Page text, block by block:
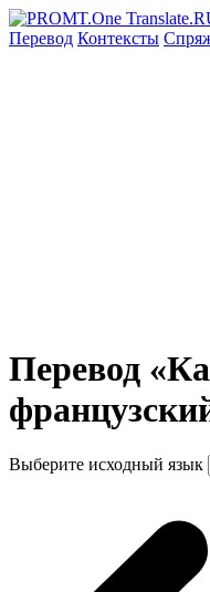
Перевод Контексты
Перевод
Выберите исходный язык